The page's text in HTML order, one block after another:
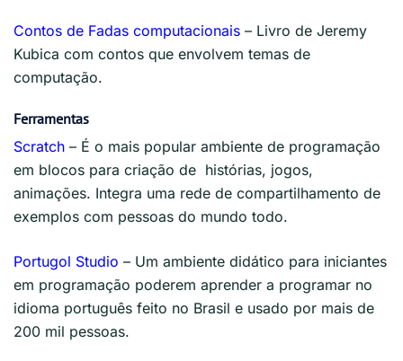
Contos de Fadas computacionais – Livro de Jeremy
Kubica com contos que envolvem temas de
computação.
Ferramentas
Scratch – É o mais popular ambiente de programação
em blocos para criação de histórias, jogos,
animações. Integra uma rede de compartilhamento de
exemplos com pessoas do mundo todo.
Portugol Studio – Um ambiente didático para iniciantes
em programação poderem aprender a programar no
idioma português feito no Brasil e usado por mais de
200 mil pessoas.